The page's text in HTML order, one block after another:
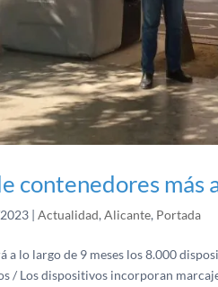
contenedores más
|Actualidad,Alicante, Portada
a lo largo de 9 meses los 8.000
/ Los dispositivos incorporan